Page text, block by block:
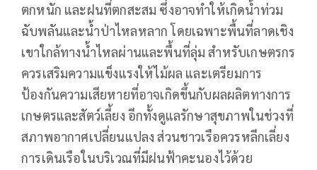
ตกหนัก และฝนที่ตกสะสม ซึ่งอาจทำให้เกิดน้ำท่วม
ฉับพลันและน้ำป่าไหลหลาก โดยเฉพาะพื้นที่ลาดเชิง
เขาใกล้ทางน้ำไหลผ่านและพื้นที่ลุ่ม สำหรับเกษตรกร
ควรเสริมความแข็งแรงให้ไม้ผล และเตรียมการ
ป้องกันความเสียหายที่อาจเกิดขึ้นกับผลผลิตทางการ
เกษตรและสัตว์เลี้ยง อีกทั้งดูแลรักษาสุขภาพในช่วงที่
สภาพอากาศเปลี่ยนแปลง ส่วนชาวเรือควรหลีกเลี่ยง
การเดินเรือในบริเวณที่มีฝนฟ้าคะนองไว้ด้วย